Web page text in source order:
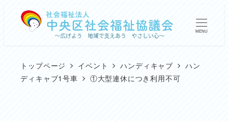
MENU
トップページ イベント ハンディキャブ
ハン
ディキャブ1号車
①大型連休につき利用不可